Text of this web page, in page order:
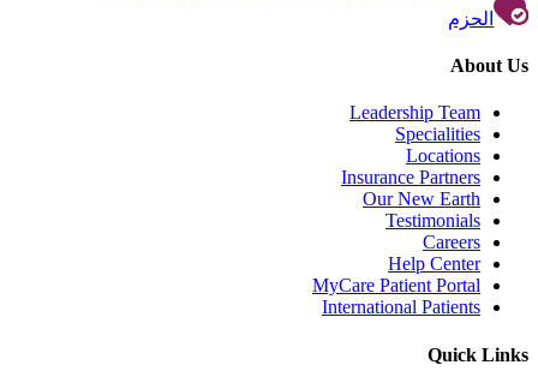
الحزم
About Us
Leadership Team
Specialities
Locations
Insurance Partners
Our New Earth
Testimonials
Careers
Help Center
MyCare Patient Portal
International Patients
Quick Links